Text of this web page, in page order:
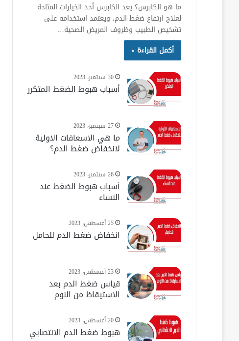
ما هو الكابرس؟ يعد الكابرس أحد الخيارات المتاحة
لعلاج ارتفاع ضغط الدم، ويعتمد استخدامه على
تشخيص الطبيب وظروف المريض الصحية…
أكمل القراءة »
30 سبتمبر، 2023
أسباب هبوط الضغط المتكرر
27 سبتمبر، 2023
ما هي الاسعافات الاولية
لانخفاض ضغط الدم؟
26 سبتمبر، 2023
أسباب هبوط الضغط عند
النساء
25 أغسطس، 2023
انخفاض ضغط الدم للحامل
23 أغسطس، 2023
قياس ضغط الدم بعد
الاستيقاظ من النوم
20 أغسطس، 2023
هبوط ضغط الدم الانتصابي